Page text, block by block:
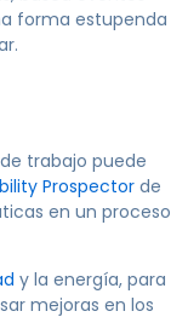
forma estupenda
trabajo puede
Prospector de
en un proceso
y la energía, para
mejoras en los